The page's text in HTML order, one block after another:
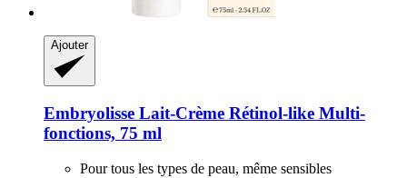
Ajouter
Embryolisse Lait-​Crème Rétinol-​like Multi-​
fonctions, 75 ml
Pour tous les types de peau, même sensibles